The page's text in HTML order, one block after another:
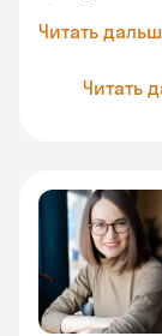
Читать
Читать